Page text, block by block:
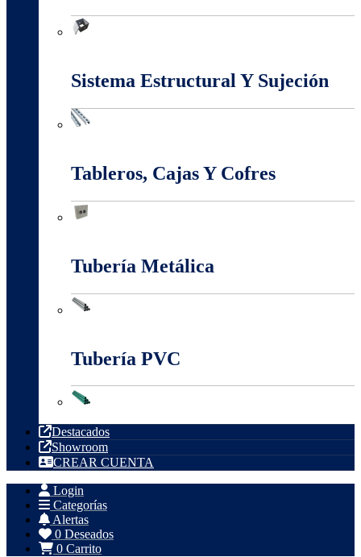
Sistema Estructural Y Sujeción
Tableros, Cajas Y Cofres
Tubería Metálica
Tubería PVC
Destacados
Showroom
CREAR CUENTA
Login
Categorías
Alertas
0 Deseados
0 Carrito